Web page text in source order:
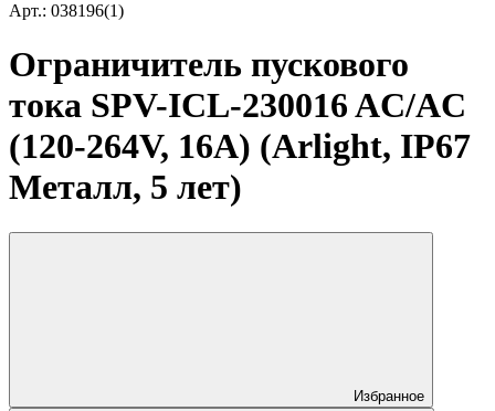
Арт.: 038196(1)
Ограничитель пускового
тока SPV-ICL-230016 AC/AC
(120-264V, 16A) (Arlight, IP67
Металл, 5 лет)
Избранное